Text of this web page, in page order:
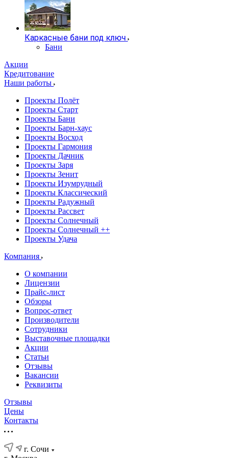
Каркасные бани под ключ
Бани
Акции
Кредитование
Наши работы
Проекты Полёт
Проекты Старт
Проекты Бани
Проекты Барн-хаус
Проекты Восход
Проекты Гармония
Проекты Дачник
Проекты Заря
Проекты Зенит
Проекты Изумрудный
Проекты Классический
Проекты Радужный
Проекты Рассвет
Проекты Солнечный
Проекты Солнечный ++
Проекты Удача
Компания
О компании
Лицензии
Прайс-лист
Обзоры
Вопрос-ответ
Производители
Сотрудники
Выставочные площадки
Акции
Статьи
Отзывы
Вакансии
Реквизиты
Отзывы
Цены
Контакты
г. Сочи